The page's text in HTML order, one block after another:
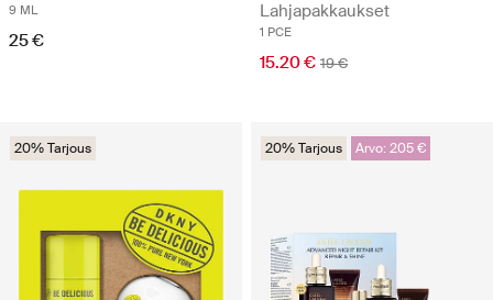
9 ML
25 €
Lahjapakkaukset
1 PCE
15.20 € 19 €
20% Tarjous 20% Tarjous Arvo: 205 €